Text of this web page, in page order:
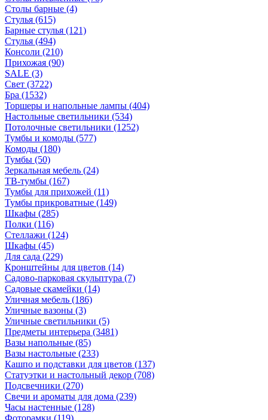
Столы барные (4)
Стулья (615)
Барные стулья (121)
Стулья (494)
Консоли (210)
Прихожая (90)
SALE (3)
Свет (3722)
Бра (1532)
Торшеры и напольные лампы (404)
Настольные светильники (534)
Потолочные светильники (1252)
Тумбы и комоды (577)
Комоды (180)
Тумбы (50)
Зеркальная мебель (24)
ТВ-тумбы (167)
Тумбы для прихожей (11)
Тумбы прикроватные (149)
Шкафы (285)
Полки (116)
Стеллажи (124)
Шкафы (45)
Для сада (229)
Кронштейны для цветов (14)
Садово-парковая скульптура (7)
Садовые скамейки (14)
Уличная мебель (186)
Уличные вазоны (3)
Уличные светильники (5)
Предметы интерьера (3481)
Вазы напольные (85)
Вазы настольные (233)
Кашпо и подставки для цветов (137)
Статуэтки и настольный декор (708)
Подсвечники (270)
Свечи и ароматы для дома (239)
Часы настенные (128)
Фоторамки (119)